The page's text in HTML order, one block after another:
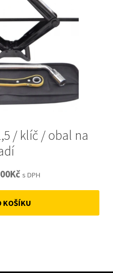
/ klíč / obal na
KčCurrent
price
is:
s DPH
KOŠÍKU